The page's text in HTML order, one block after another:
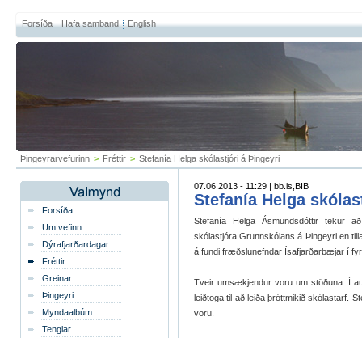
Forsíða Hafa samband English
Þingeyrarvefurinn > Fréttir > Stefanía Helga skólastjóri á Þingeyri
Forsíða
Um vefinn
Dýrafjarðardagar
Fréttir
Greinar
Þingeyri
Myndaalbúm
Tenglar
07.06.2013 - 11:29 | bb.is,BIB
Stefanía Helga
Stefanía Helga Ásmundsdóttir tekur
skólastjóra Grunnskólans á Þingeyri en
á fundi fræðslunefndar Ísafjarðarbæjar í
Tveir umsækjendur voru um stöðuna. Í
leiðtoga til að leiða þróttmikið skólastarf.
voru.